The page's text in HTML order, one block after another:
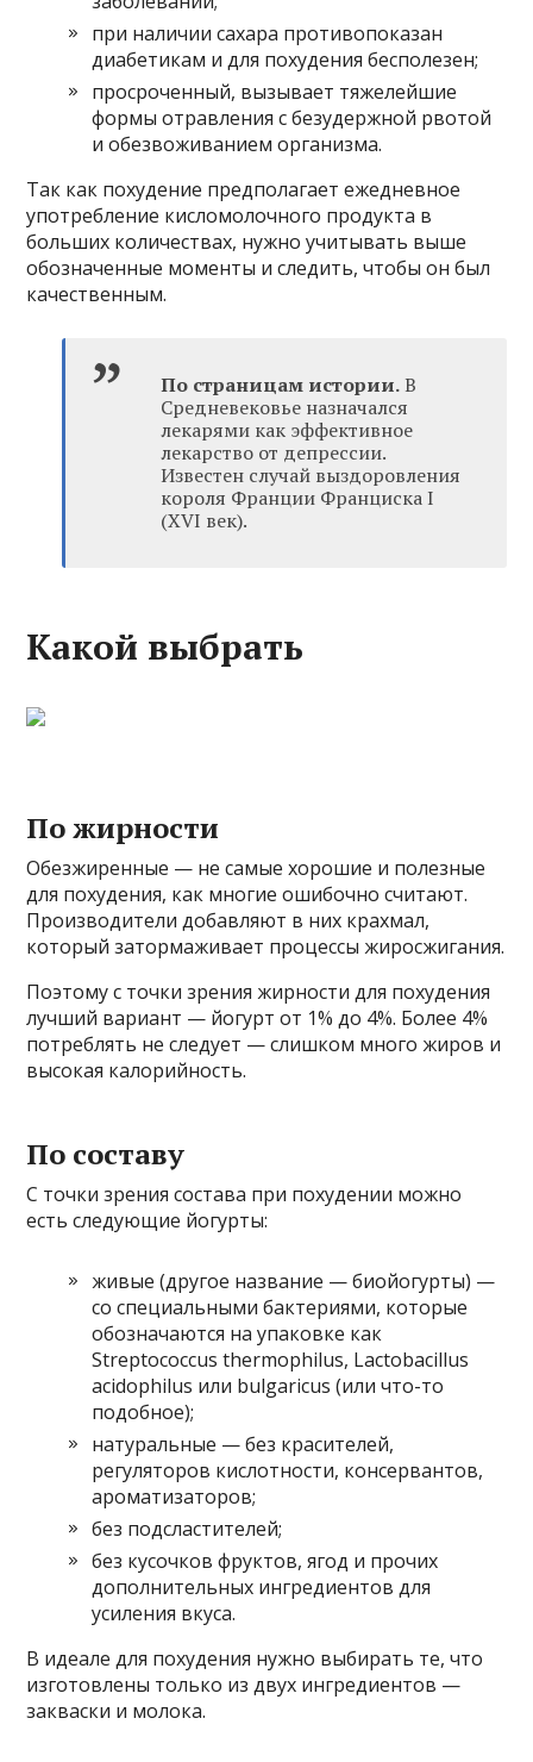
при наличии сахара противопоказан
диабетикам и для похудения бесполезен;
просроченный, вызывает тяжелейшие
формы отравления с безудержной рвотой
и обезвоживанием организма.
Так как похудение предполагает ежедневное
употребление кисломолочного продукта в
больших количествах, нужно учитывать выше
обозначенные моменты и следить, чтобы он был
качественным.
По страницам истории.В
Средневековье назначался
лекарями как эффективное
лекарство от депрессии.
Известен случай выздоровления
короля Франции Франциска I
(XVI век).
Какой выбрать
По жирности
Обезжиренные — не самые хорошие и полезные
для похудения, как многие ошибочно считают.
Производители добавляют в них крахмал,
который затормаживает процессы жиросжигания.
Поэтому с точки зрения жирности для похудения
лучший вариант — йогурт от 1% до 4%. Более 4%
потреблять не следует — слишком много жиров и
высокая калорийность.
По составу
С точки зрения состава при похудении можно
есть следующие йогурты:
живые (другое название — биойогурты) —
со специальными бактериями, которые
обозначаются на упаковке как
Streptococcus thermophilus, Lactobacillus
acidophilus или bulgaricus (или что-то
подобное);
натуральные — без красителей,
регуляторов кислотности, консервантов,
ароматизаторов;
без подсластителей;
без кусочков фруктов, ягод и прочих
дополнительных ингредиентов для
усиления вкуса.
В идеале для похудения нужно выбирать те, что
изготовлены только из двух ингредиентов —
закваски и молока.